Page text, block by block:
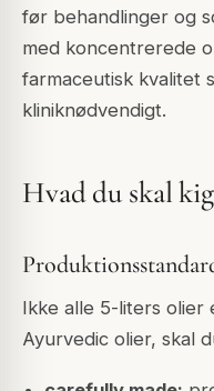
før behandlinger og
med koncentrerede
farmaceutisk kvalitet
kliniknødvendigt.
Hvad du skal
Ikke alle 5-liters olier
Ayurvedic olier, skal